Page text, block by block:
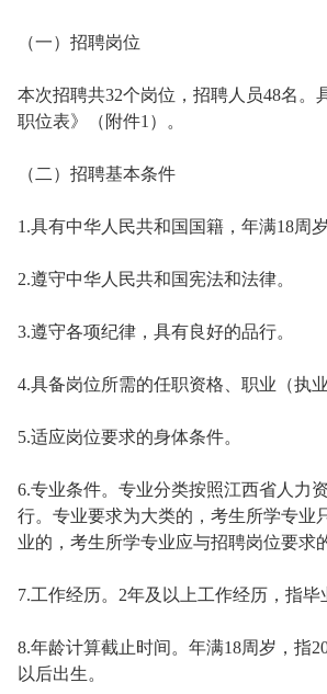
（一）招聘岗位
本次招聘共32个岗位，招聘人员48名
职位表》（附件1）。
（二）招聘基本条件
1.具有中华人民共和国国籍，年满18周
2.遵守中华人民共和国宪法和法律。
3.遵守各项纪律，具有良好的品行。
4.具备岗位所需的任职资格、职业（执
5.适应岗位要求的身体条件。
6.专业条件。专业分类按照江西省人力
行。专业要求为大类的，考生所学专业
业的，考生所学专业应与招聘岗位要求
7.工作经历。2年及以上工作经历，指
8.年龄计算截止时间。年满18周岁，指
以后出生。